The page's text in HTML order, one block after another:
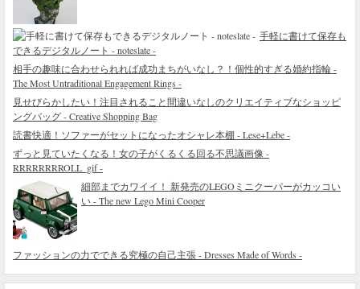
手軽に書けて保存も
できるデジタルノート - noteslate -
相手の趣味に合わせられれば成功まちがいなし？！個性的すぎる婚約指輪 -
The Most Untraditional Engagement Rings -
見せびらかしたい！注目されること間違いなしのクリエイティブなショッピ
ングバッグ - Creative Shopping Bag
読書快適！ソファーがセットになったオシャレ本棚 - Lese+Lebe -
ずっと見ていたくなる！女の子がくるくる回る不思議画像 -
RRRRRRRROLL_gif -
細部までカワイイ！ 新発売のLEGOミニクーパーがカッコい
い - The new Lego Mini Cooper
ファッションの力でできる究極の自己主張 - Dresses Made of Words -